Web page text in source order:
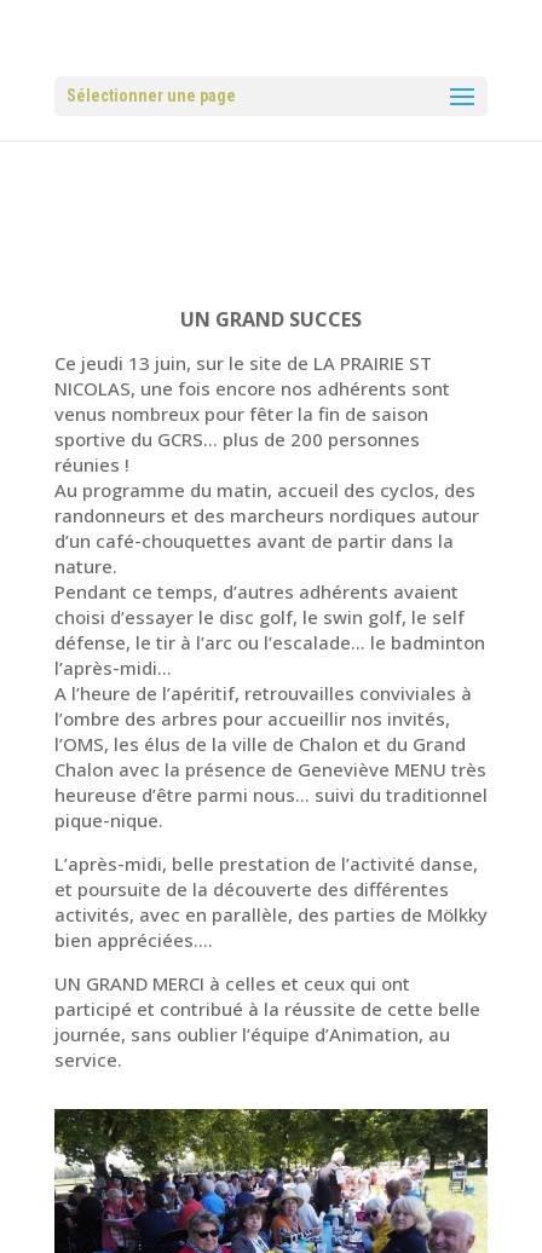
Sélectionner une page
UN GRAND SUCCES
Ce jeudi 13 juin, sur le site de LA PRAIRIE ST
NICOLAS, une fois encore nos adhérents sont
venus nombreux pour fêter la fin de saison
sportive du GCRS… plus de 200 personnes
réunies !
Au programme du matin, accueil des cyclos, des
randonneurs et des marcheurs nordiques autour
d’un café-chouquettes avant de partir dans la
nature.
Pendant ce temps, d’autres adhérents avaient
choisi d’essayer le disc golf, le swin golf, le self
défense, le tir à l’arc ou l’escalade… le badminton
l’après-midi…
A l’heure de l’apéritif, retrouvailles conviviales à
l’ombre des arbres pour accueillir nos invités,
l’OMS, les élus de la ville de Chalon et du Grand
Chalon avec la présence de Geneviève MENU très
heureuse d’être parmi nous… suivi du traditionnel
pique-nique.
L’après-midi, belle prestation de l’activité danse,
et poursuite de la découverte des différentes
activités, avec en parallèle, des parties de Mölkky
bien appréciées….
UN GRAND MERCI à celles et ceux qui ont
participé et contribué à la réussite de cette belle
journée, sans oublier l’équipe d’Animation, au
service.